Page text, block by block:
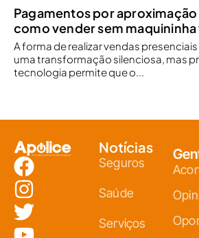
Pagamentos por
como vender sem maquininha
A forma de realizar vendas
uma transformação silenciosa, mas
tecnologia permite que o...
Notícias
Seguros
Saúde
Serviços